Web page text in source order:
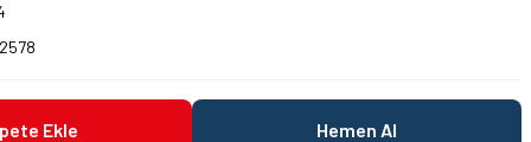
Ekle Hemen Al